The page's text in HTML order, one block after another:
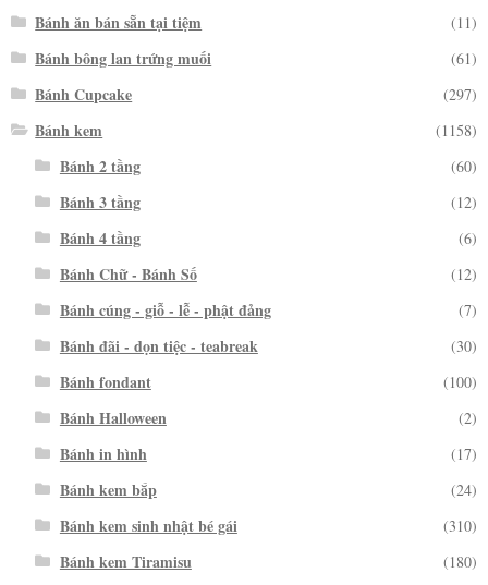
Bánh ăn bán sẵn tại tiệm (11)
Bánh bông lan trứng muối (61)
Bánh Cupcake (297)
Bánh kem (1158)
Bánh 2 tầng (60)
Bánh 3 tầng (12)
Bánh 4 tầng (6)
Bánh Chữ - Bánh Số (12)
Bánh cúng - giỗ - lễ - phật đảng (7)
Bánh đãi - dọn tiệc - teabreak (30)
Bánh fondant (100)
Bánh Halloween (2)
Bánh in hình (17)
Bánh kem bắp (24)
Bánh kem sinh nhật bé gái (310)
Bánh kem Tiramisu (180)